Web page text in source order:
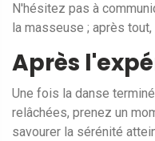
N'hésitez pas à
la masseuse ; après
Après
Une fois la danse
relâchées, prenez un
savourer la sérénité